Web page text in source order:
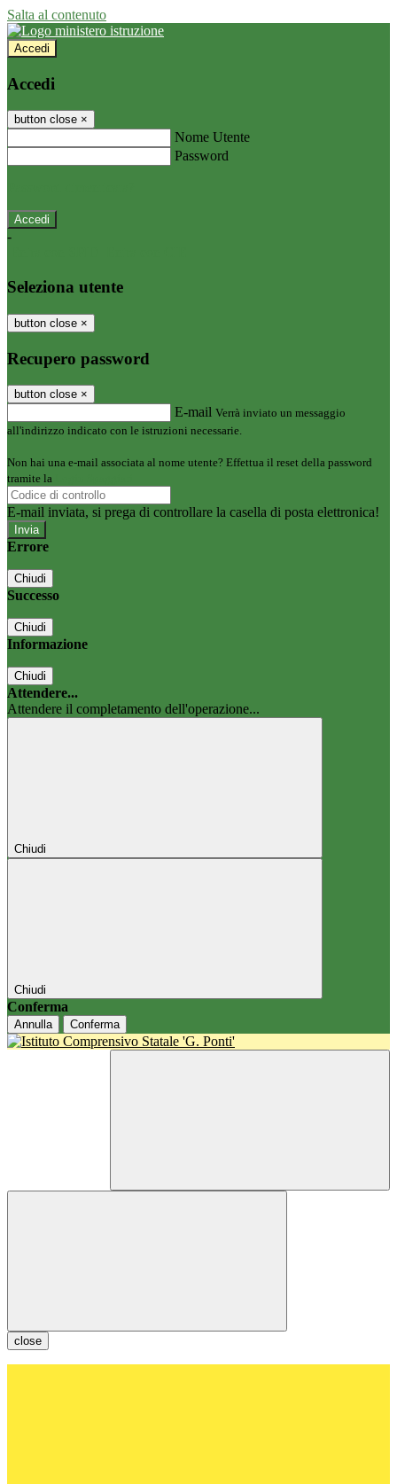
Salta al contenuto
Accedi
Accedi
button close ×
Nome Utente
Password
-
Seleziona utente
button close ×
Recupero password
button close ×
E-mail Verrà inviato un messaggio
all'indirizzo indicato con le istruzioni necessarie.
Non hai una e-mail associata al nome utente? Effettua il reset della password
tramite la
E-mail inviata, si prega di controllare la casella di posta elettronica!
Errore
Chiudi
Successo
Chiudi
Informazione
Chiudi
Attendere...
Attendere il completamento dell'operazione...
Chiudi
Chiudi
Conferma
Annulla Conferma
close